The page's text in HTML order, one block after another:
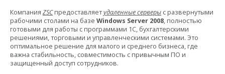
Компания ZSCпредоставляетудаленные серверы с развернутыми
рабочими столами на базе Windows Server 2008, полностью
готовыми для работы с программами 1С, бухгалтерскими
решениями, торговыми и управленческими системами. Это
оптимальное решение для малого и среднего бизнеса, где
важна стабильность, совместимость с привычным ПО и
защищенный доступ сотрудников.